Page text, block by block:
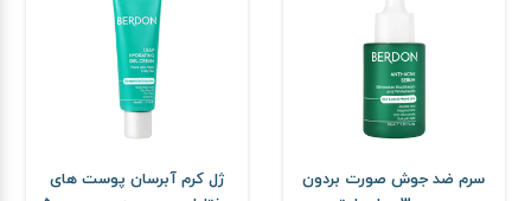
سرم ضد جوش صورت بردون
ژل کرم آبرسان پوست های